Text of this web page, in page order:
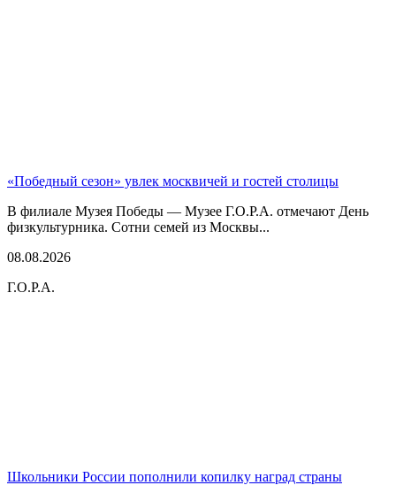
«Победный сезон» увлек москвичей и гостей столицы
В филиале Музея Победы — Музее Г.О.Р.А. отмечают День
физкультурника. Сотни семей из Москвы...
08.08.2026
Г.О.Р.А.
Школьники России пополнили копилку наград страны